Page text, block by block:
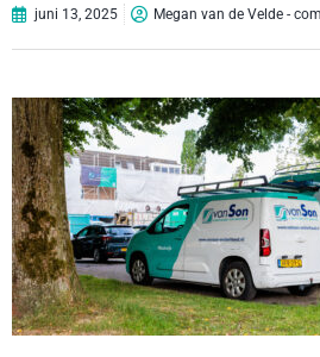
juni 13, 2025 Megan van de Velde -